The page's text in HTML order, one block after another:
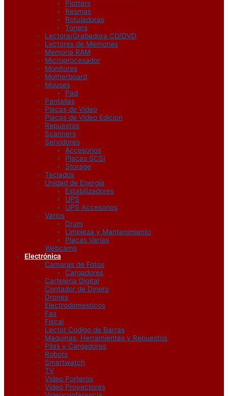
Plotters
Resmas
Rotuladoras
Toners
Lectora/Grabadora CD/DVD
Lectores de Memorias
Memoria RAM
Microprocesador
Monitores
Motherboard
Mouses
Pad
Pantallas
Placas de Video
Placas de Video Edicion
Repuestos
Scanners
Servidores
Accesorios
Placas SCSI
Storage
Teclados
Unidad de Energía
Estabilizadores
UPS
UPS Accesorios
Varios
Drum
Limpieza y Mantenimiento
Placas Varias
Webcams
Electrónica
Camaras de Fotos
Cargadores
Carteleria Digital
Contador de Dinero
Drones
Electrodomesticos
Fax
Fiscal
Lector Codigo de Barras
Maquinas, Herramientas y Repuestos
Pilas y Cargadores
Robots
Smartwatch
TV
Video Porteros
Video Proyectores